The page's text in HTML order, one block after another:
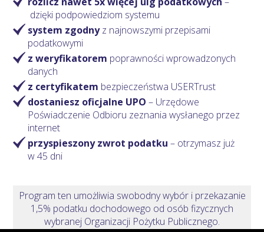
dzięki podpowiedziom systemu
system zgodnyz najnowszymi przepisami
podatkowymi
z weryfikatorem poprawności wprowadzonych
danych
z certyfikatem bezpieczeństwa USERTrust
dostaniesz oficjalne UPO – Urzędowe
Poświadczenie Odbioru zeznania wysłanego przez
internet
przyspieszony zwrot podatku – otrzymasz już
w 45 dni
Program ten umożliwia swobodny wybór i przekazanie
1,5% podatku dochodowego od osób fizycznych
wybranej Organizacji Pożytku Publicznego.